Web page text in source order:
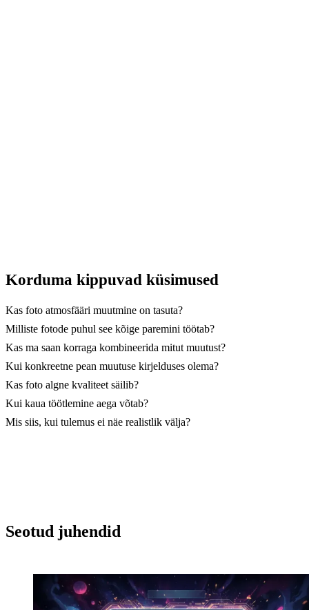
Korduma kippuvad küsimused
Kas foto atmosfääri muutmine on tasuta?
Milliste fotode puhul see kõige paremini töötab?
Kas ma saan korraga kombineerida mitut muutust?
Kui konkreetne pean muutuse kirjelduses olema?
Kas foto algne kvaliteet säilib?
Kui kaua töötlemine aega võtab?
Mis siis, kui tulemus ei näe realistlik välja?
Seotud juhendid